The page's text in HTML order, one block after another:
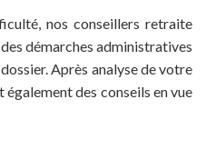
nos conseillers retraite
démarches administratives
Après analyse de votre
des conseils en vue